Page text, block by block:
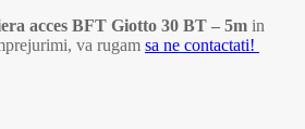
acces BFT Giotto 30 BT – 5m in
va rugam sa ne contactati!